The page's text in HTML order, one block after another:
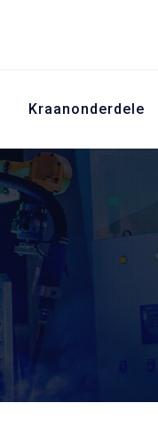
Kraanonderdele